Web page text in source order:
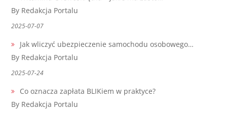
By Redakcja Portalu
2025-07-07
Jak wliczyć ubezpieczenie samochodu osobowego…
By Redakcja Portalu
2025-07-24
Co oznacza zapłata BLIKiem w praktyce?
By Redakcja Portalu